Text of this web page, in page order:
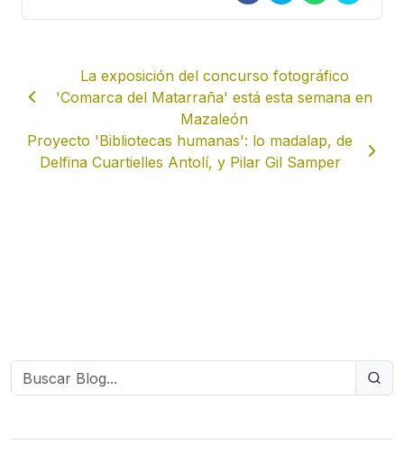
La exposición del concurso fotográfico
'Comarca del Matarraña' está esta semana en
Mazaleón
Proyecto 'Bibliotecas humanas': lo madalap, de
Delfina Cuartielles Antolí, y Pilar Gil Samper